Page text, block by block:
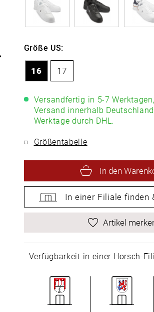
Größe US:
16 17
Versandfertig in 5-7 Werktagen,
Versand innerhalb
Werktage durch DHL.
Größentabelle
In den
In einer Filiale finden
Artikel
Verfügbarkeit in einer Horsch-